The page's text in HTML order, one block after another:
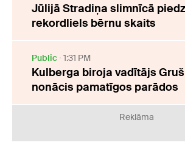
Jūlijā Stradiņa slimnīcā
rekordliels bērnu skaits
Public 1:31 PM
Kulberga biroja vadītājs
nonācis pamatīgos parādos
Reklāma